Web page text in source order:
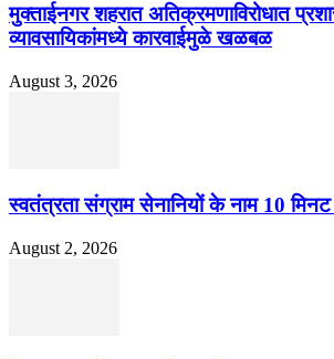
मुक्ताईनगर शहरात अतिक्रमणाविरोधात
व्यावसायिकांमध्ये कारवाईमुळे खळबळ
August 3, 2026
स्वतंत्रता संग्राम सेनानियों के नाम 10
August 2, 2026